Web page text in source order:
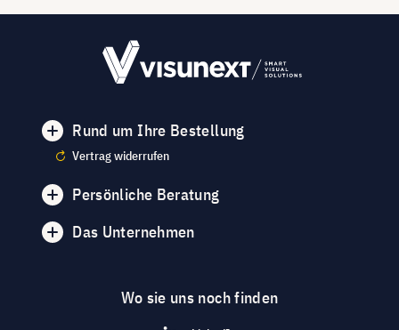
Rund um Ihre Bestellung
Vertrag widerrufen
Persönliche Beratung
Das Unternehmen
Wo sie uns noch finden